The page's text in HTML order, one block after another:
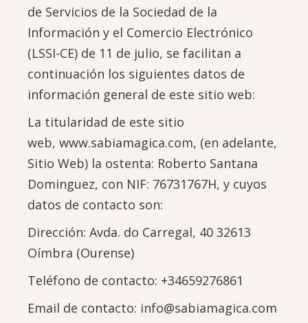
de Servicios de la Sociedad de la
Información y el Comercio Electrónico
(LSSI-CE) de 11 de julio, se facilitan a
continuación los siguientes datos de
información general de este sitio web:
La titularidad de este sitio
web, www.sabiamagica.com, (en adelante,
Sitio Web) la ostenta: Roberto Santana
Dominguez, con NIF: 76731767H, y cuyos
datos de contacto son:
Dirección: Avda. do Carregal, 40 32613
Oímbra (Ourense)
Teléfono de contacto: +34659276861
Email de contacto: info@sabiamagica.com